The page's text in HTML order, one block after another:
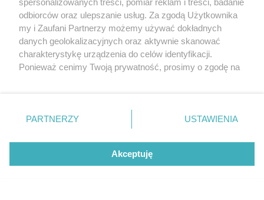
REKLAMA WSPÓŁPRACA RSS FACEBOOK KONTAKT
Nasze serwisy
Aktualności
Tcz24
Historia miasta
Muzyka i kultura
Archiwum wydarzeń
Zdjęcia miasta
spersonalizowanych treści, pomiar reklam i treści, badanie
odbiorców oraz ulepszanie usług. Za zgodą Użytkownika
my i Zaufani Partnerzy możemy używać dokładnych
danych geolokalizacyjnych oraz aktywnie skanować
charakterystykę urządzenia do celów identyfikacji.
Ponieważ cenimy Twoją prywatność, prosimy o zgodę na
znajdujący się w lewym dolnym rogu strony
. Niektóre
przetwarzaniu. Preferencje będą miały zastosowania tylko
PARTNERZY USTAWIENIA
Akceptuję